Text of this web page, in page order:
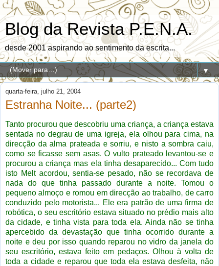
Blog da Revista P.E.N.A.
desde 2001 aspirando ao sentimento da escrita...
▼
quarta-feira, julho 21, 2004
Estranha Noite... (parte2)
Tanto procurou que descobriu uma criança, a criança estava
sentada no degrau de uma igreja, ela olhou para cima, na
direcção da alma prateada e sorriu, e nisto a sombra caiu,
como se ficasse sem asas. O vulto prateado levantou-se e
procurou a criança mas ela tinha desaparecido... Com tudo
isto Melt acordou, sentia-se pesado, não se recordava de
nada do que tinha passado durante a noite. Tomou o
pequeno almoço e romou em direcção ao trabalho, de carro
conduzido pelo motorista... Ele era patrão de uma firma de
robótica, o seu escritório estava situado no prédio mais alto
da cidade, e tinha vista para toda ela. Ainda não se tinha
apercebido da devastação que tinha ocorrido durante a
noite e deu por isso quando reparou no vidro da janela do
seu escritório, estava feito em pedaços. Olhou à volta de
toda a cidade e reparou que toda ela estava desfeita, não